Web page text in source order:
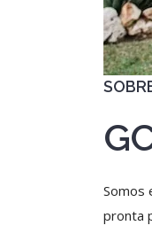
Somos
pronta